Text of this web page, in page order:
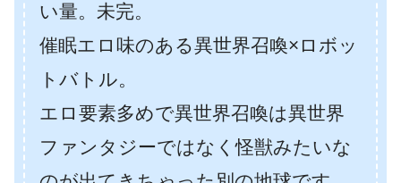
い量。未完。
催眠エロ味のある異世界召喚×ロボッ
トバトル。
エロ要素多めで異世界召喚は異世界
ファンタジーではなく怪獣みたいな